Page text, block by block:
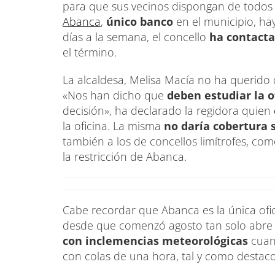
para que sus vecinos dispongan de
Abanca, único banco en el municipio,
días a la semana, el concello ha
el término.
La alcaldesa, Melisa Macía no ha
«Nos han dicho que deben estudiar la
decisión», ha declarado la regidora quien
la oficina. La misma no daría cobertura
también a los de concellos limítrofes,
la restricción de Abanca.
Cabe recordar que Abanca es la única
desde que comenzó agosto tan solo
con inclemencias meteorológicas
con colas de una hora, tal y como